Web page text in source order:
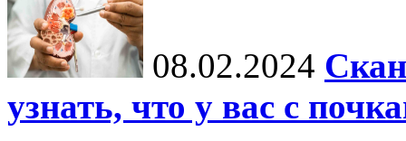
08.02.2024
узнать, что у вас с